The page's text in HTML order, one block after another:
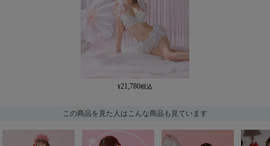
21,780
この商品を見た人はこんな商品も見ています